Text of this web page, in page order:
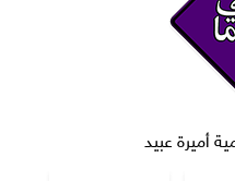
أميرة عبيد